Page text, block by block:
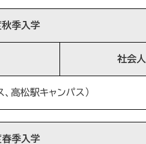
秋季入学
社会
高松駅キャンパス）
季入学